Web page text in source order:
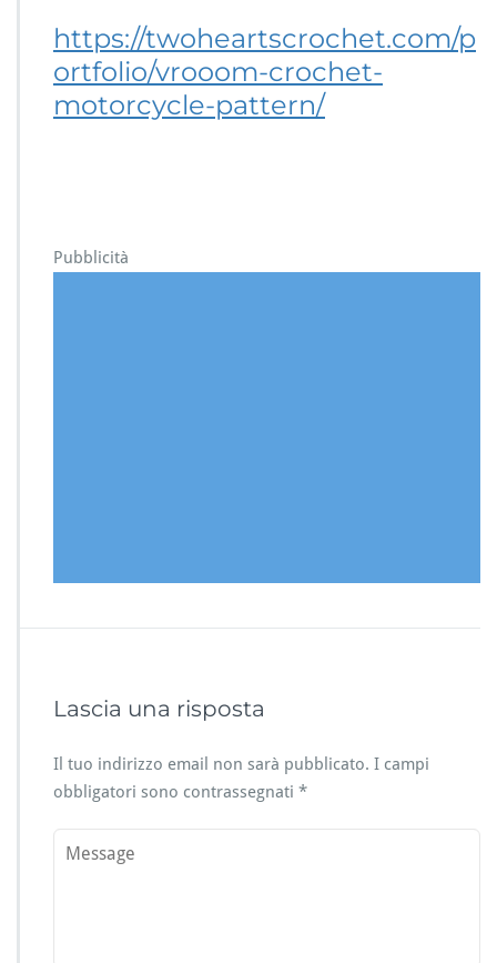
https://twoheartscrochet.com/p
ortfolio/vrooom-crochet-
motorcycle-pattern/
Pubblicità
Lascia una risposta
Il tuo indirizzo email non sarà pubblicato. I campi
obbligatori sono contrassegnati *